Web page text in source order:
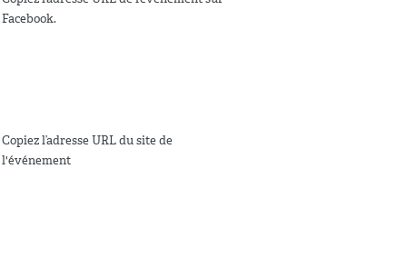
Facebook.
Copiez l’adresse URL du site de
l'événement